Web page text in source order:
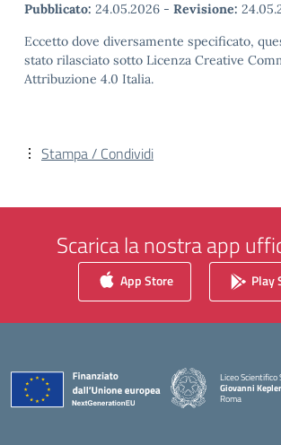
Pubblicato: 24.05.2026 - Revisione:
Eccetto dove diversamente specificato,
stato rilasciato sotto Licenza Creative
Attribuzione 4.0 Italia.
Stampa / Condividi
Scarica la nostra app
App Store Play
Liceo
Giovanni
Roma